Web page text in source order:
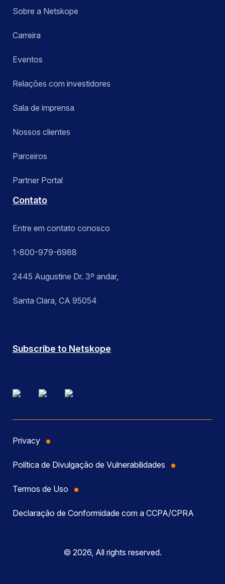
Sobre a Netskope
Carreira
Eventos
Relações com investidores
Sala de imprensa
Nossos clientes
Parceiros
Partner Portal
Contato
Entre em contato conosco
1-800-979-6988
2445 Augustine Dr. 3º andar,
Santa Clara, CA 95054
Subscribe to Netskope
Privacy
Política de Divulgação de Vulnerabilidades
Termos de Uso
Declaração de Conformidade com a CCPA/CPRA
© 2026, All rights reserved.